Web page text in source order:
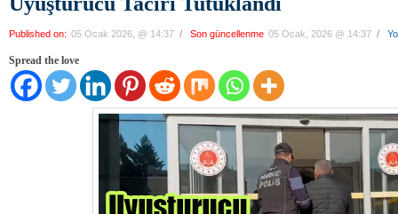
Published on: 05 Ocak 2026, @ 14:37 / Son güncellenme 05 Ocak, 2026 @ 14:37 /
Spread the love